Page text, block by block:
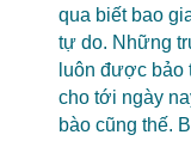
qua biết bao
tự do. Những
luôn được bảo
cho tới ngày
bào cũng thế.